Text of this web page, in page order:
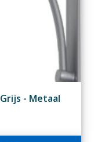
- Metaal